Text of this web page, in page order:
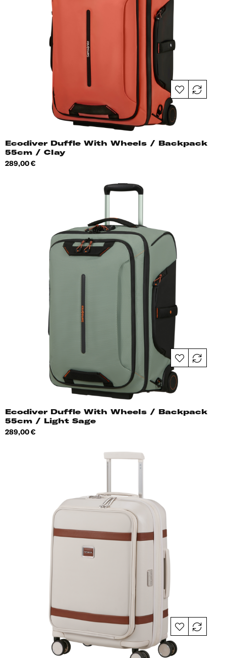
Ecodiver Duffle With Wheels / Backpack
55cm / Clay
Hind
289,00 €
Ecodiver Duffle With Wheels / Backpack
55cm / Light Sage
Hind
289,00 €